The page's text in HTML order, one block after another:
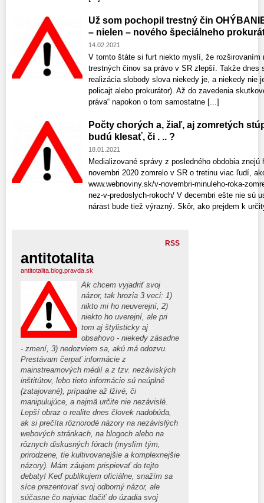
Už som pochopil trestný čin
– nielen – nového špeciálneho
14.02.2021
V tomto štáte si furt niekto myslí, že
trestných činov sa právo v SR zlepší. Takže dnes
realizácia slobody slova niekedy je, a niekedy nie
policajt alebo prokurátor). Až do zavedenia
práva“ napokon o tom samostatne [...]
Počty chorých a, žiaľ, aj zomretých
budú klesať, či . .. ?
18.01.2021
Medializované správy z posledného obdobia
novembri 2020 zomrelo v SR o tretinu viac ľudí,
www.webnoviny.sk/v-novembri-minuleho-roka-
nez-v-predoslych-rokoch/ V decembri ešte nie sú
nárast bude tiež výrazný. Skôr, ako prejdem k
RSS
antitotalita
antitotalita.blog.pravda.sk
Ak chcem vyjadriť svoj
názor, tak hrozia 3 veci: 1)
nikto mi ho neuverejní, 2)
niekto ho uverejní, ale pri
tom aj štylisticky aj
obsahovo - niekedy zásadne
- zmení, 3) nedozviem sa, akú má odozvu.
Prestávam čerpať informácie z
mainstreamových médií a z tzv. nezáviských
inštitútov, lebo tieto informácie sú neúplné
(zatajované), prípadne až lživé, či
manipulujúce, a najmä určite nie nezávislé.
Lepší obraz o realite dnes človek nadobúda,
ak si prečíta rôznorodé názory na nezávislých
webových stránkach, na blogoch alebo na
rôznych diskusných fórach (myslím tým,
prirodzene, tie kultivovanejšie a komplexnejšie
názory). Mám záujem prispievať do tejto
debaty! Keď publikujem oficiálne, snažím sa
síce prezentovať svoj odborný názor, ale
súčasne čo najviac tlačiť do úzadia svoj